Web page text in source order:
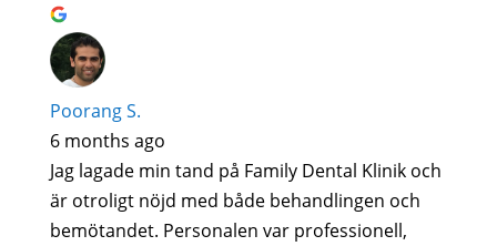
Poorang S.
6 months ago
Jag lagade min tand på Family Dental Klinik och
är otroligt nöjd med både behandlingen och
bemötandet. Personalen var professionell,